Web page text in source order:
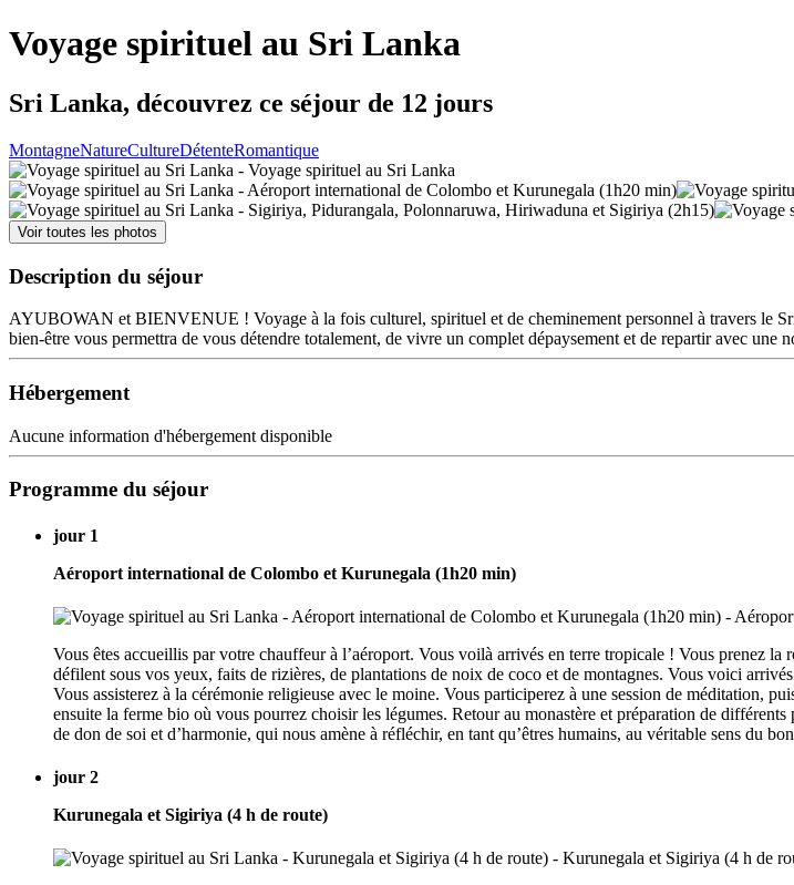
Voyage spirituel au Sri Lanka
Sri Lanka, découvrez ce séjour de 12 jours
MontagneNatureCultureDétenteRomantique
Voir toutes les photos
Description du séjour
AYUBOWAN et BIENVENUE ! Voyage à la fois culturel, spirituel et de cheminement personnel à travers le
bien-être vous permettra de vous détendre totalement, de vivre un complet dépaysement et de repartir avec une
Hébergement
Aucune information d'hébergement disponible
Programme du séjour
jour 1
Aéroport international de Colombo et Kurunegala (1h20 min)
Vous êtes accueillis par votre chauffeur à l’aéroport. Vous voilà arrivés en terre tropicale ! Vous prenez
défilent sous vos yeux, faits de rizières, de plantations de noix de coco et de montagnes. Vous voici
Vous assisterez à la cérémonie religieuse avec le moine. Vous participerez à une session de méditation,
ensuite la ferme bio où vous pourrez choisir les légumes. Retour au monastère et préparation de
de don de soi et d’harmonie, qui nous amène à réfléchir, en tant qu’êtres humains, au véritable sens du
jour 2
Kurunegala et Sigiriya (4 h de route)